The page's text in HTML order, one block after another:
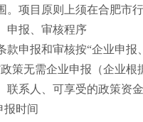
。项目原则上须在合肥市
申报、审核程序
款申报和审核按“企业申报
策无需企业申报（企业
联系人、可享受的政策资
报时间